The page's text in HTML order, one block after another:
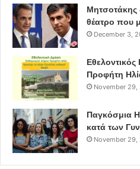
θέατρο που
December 3,
Προφήτη
November 29,
Παγκόσμια
κατά των
November 29,